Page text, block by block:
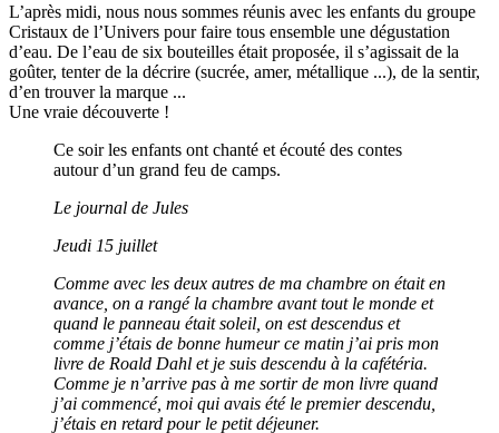
L’après midi, nous nous sommes réunis avec les enfants du groupe
Cristaux de l’Univers pour faire tous ensemble une dégustation
d’eau. De l’eau de six bouteilles était proposée, il s’agissait de la
goûter, tenter de la décrire (sucrée, amer, métallique ...), de la sentir,
d’en trouver la marque ...
Une vraie découverte !
Ce soir les enfants ont chanté et écouté des contes
autour d’un grand feu de camps.
Le journal de Jules
Jeudi 15 juillet
Comme avec les deux autres de ma chambre on était en
avance, on a rangé la chambre avant tout le monde et
quand le panneau était soleil, on est descendus et
comme j’étais de bonne humeur ce matin j’ai pris mon
livre de Roald Dahl et je suis descendu à la cafétéria.
Comme je n’arrive pas à me sortir de mon livre quand
j’ai commencé, moi qui avais été le premier descendu,
j’étais en retard pour le petit déjeuner.